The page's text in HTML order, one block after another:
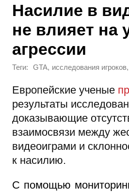
Насилие в
не влияет на
агрессии
Теги: GTA, исследования игроков,
Европейские ученые
результаты
доказывающие
взаимосвязи между
видеоиграми и
к насилию.
С помощью